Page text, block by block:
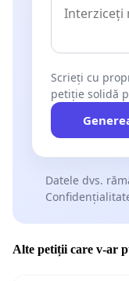
Scrieți cu
petiție solidă
Datele dvs.
Alte petiții care v-ar